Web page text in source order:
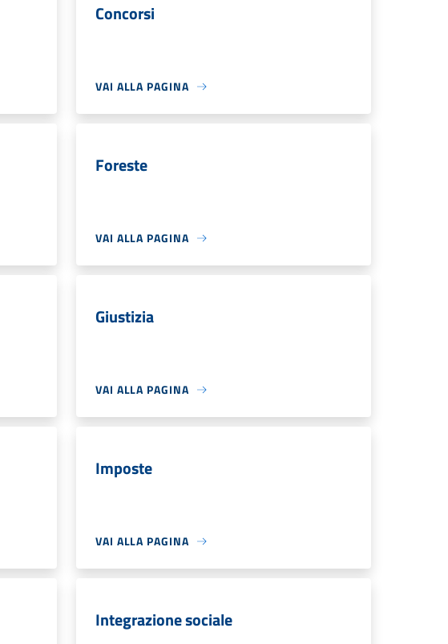
Concorsi
VAI ALLA PAGINA
Foreste
VAI ALLA PAGINA
Giustizia
VAI ALLA PAGINA
Imposte
VAI ALLA PAGINA
Integrazione sociale